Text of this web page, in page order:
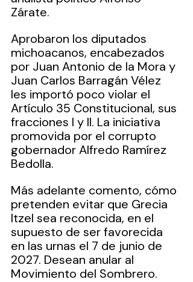
Zárate.
Aprobaron los diputados
michoacanos, encabezados
por Juan Antonio de la Mora y
Juan Carlos Barragán Vélez
les importó poco violar el
Artículo 35 Constitucional, sus
fracciones I y II. La iniciativa
promovida por el corrupto
gobernador Alfredo Ramírez
Bedolla.
Más adelante comento, cómo
pretenden evitar que Grecia
Itzel sea reconocida, en el
supuesto de ser favorecida
en las urnas el 7 de junio de
2027. Desean anular al
Movimiento del Sombrero.